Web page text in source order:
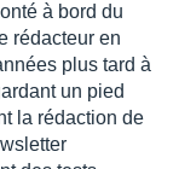
à bord du
rédacteur en
plus tard à
un pied
la rédaction de